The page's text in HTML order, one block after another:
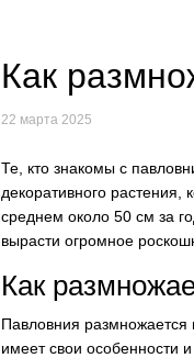
Как
22 марта 2025
Те, кто знакомы с
декоративного
среднем около 50 см за
вырасти огромное
Как
Павловния
имеет свои особенности